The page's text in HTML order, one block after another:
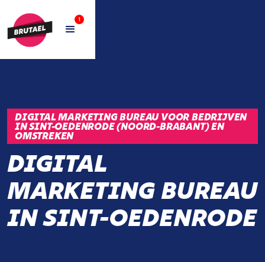
1
DIGITAL MARKETING BUREAU VOOR BEDRIJVEN
IN SINT-OEDENRODE (NOORD-BRABANT) EN
OMSTREKEN
DIGITAL
MARKETING BUREAU
IN SINT-OEDENRODE